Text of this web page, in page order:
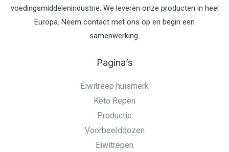
voedingsmiddelenindustrie. We leveren onze producten in heel
Europa. Neem contact met ons op en begin een
samenwerking.
Pagina’s
Eiwitreep huismerk
Keto Repen
Productie
Voorbeelddozen
Eiwitrepen